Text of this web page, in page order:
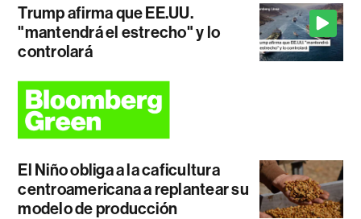
Trump afirma que EE.UU.
"mantendrá el estrecho" y lo
controlará
El Niño obliga a la caficultura
centroamericana a replantear su
modelo de producción